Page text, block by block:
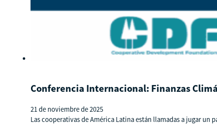
Conferencia Internacional: Finanzas
21 de noviembre de 2025
Las cooperativas de América Latina están llamadas a jugar